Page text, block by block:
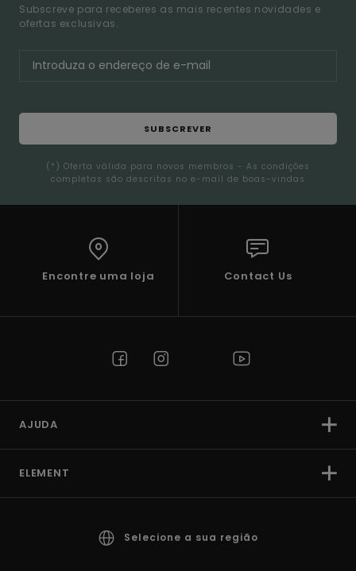
Subscreve para receberes as mais recentes novidades e
ofertas exclusivas.
SUBSCREVER
(*) Oferta válida para novos membros - As condições
completas são descritas no e-mail de boas-vindas
Encontre uma loja Contact Us
AJUDA
ELEMENT
Selecione a sua região